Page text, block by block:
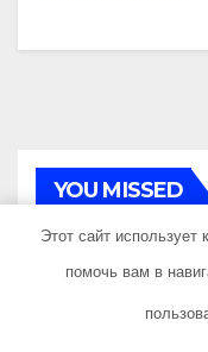
YOU MISSED
Этот сайт использует
помочь вам в